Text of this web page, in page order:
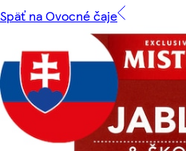
Späť na Ovocné čaje